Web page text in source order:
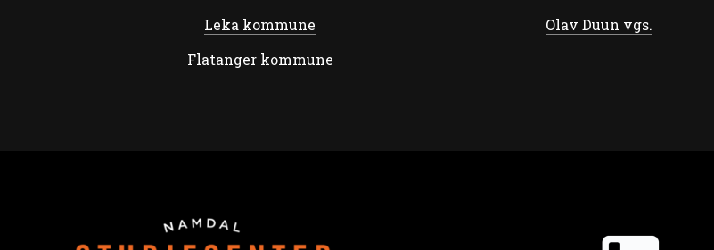
Leka kommune
Flatanger kommune
Olav Duun vgs.